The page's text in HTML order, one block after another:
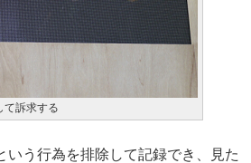
て訴求する
いう行為を排除して記録でき、見た